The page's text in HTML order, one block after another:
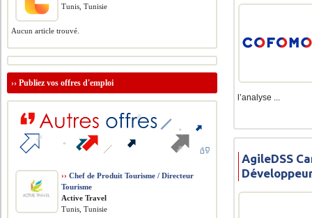
l’analyse ...
AgileDSS
Tunis, Tunisie
Aucun article trouvé.
››Publiez vos offres d'emploi
›› Chef de Produit Tourisme / Directeur
Tourisme
Active Travel
Tunis, Tunisie